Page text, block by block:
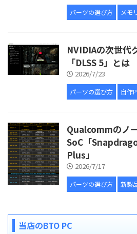
パーツの選び方 メモ
NVIDIAの次世代
「DLSS 5」とは
2026/7/23
パーツの選び方 自作
Qualcommのノ
SoC「
Plus」
2026/7/17
パーツの選び方 新製
当店のBTO PC